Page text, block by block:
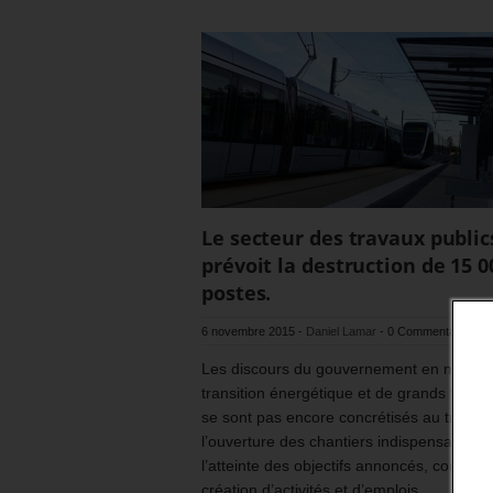
Le secteur des travaux
prévoit la destruction de 15
postes.
6 novembre 2015 - Daniel Lamar - 0 Commentaire
Les discours du gouvernement en matière
transition énergétique et de grands
se sont pas encore concrétisés au travers
l’ouverture des chantiers indispensables à
l’atteinte des objectifs annoncés,